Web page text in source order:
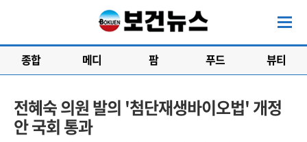
종합 메디 팜 푸드 뷰티
전혜숙 의원 발의 '첨단재생바이오법' 개정
안 국회 통과